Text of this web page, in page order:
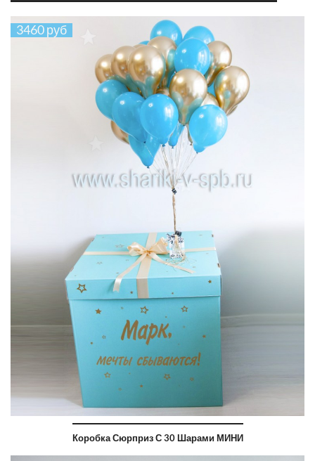
3460 руб
Коробка Сюрприз С 30 Шарами МИНИ